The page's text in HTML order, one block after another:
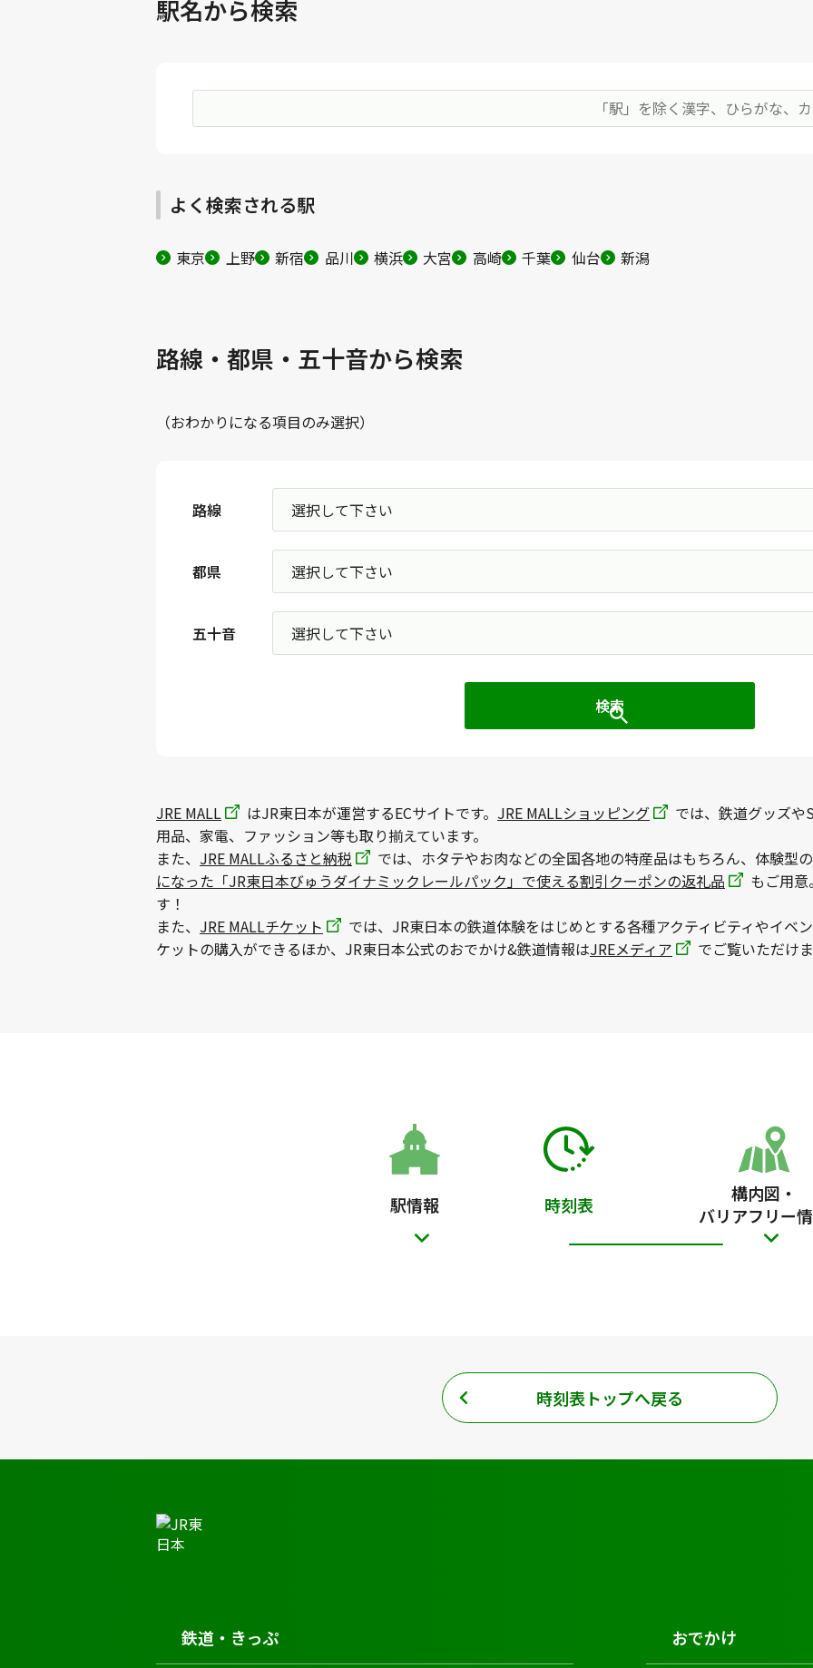
駅名から検索
よく検索される駅
東京 上野 新宿 品川 横浜 大宮 高崎 千葉 仙台 新潟
路線・都県・五十音から検索
（おわかりになる項目のみ選択）
路線
都県
五十音
JRE MALL はJR東日本が運営するECサイトです。 JRE MALLショッピング
では、鉄道グッズ
用品、家電、ファッション等も取り揃えています。
また、 JRE MALLふるさと納税
では、ホタテやお肉などの全国各地の特産品はもちろん、体験型
になった「JR東日本びゅうダイナミックレールパック」で使える割引クーポンの返礼品
もご用
す！
また、 JRE MALLチケット
では、JR東日本の鉄道体験をはじめとする各種アクティビティやイベ
ケットの購入ができるほか、JR東日本公式のおでかけ&鉄道情報はJREメディア でご覧いただけ
駅情報 時刻表
構内図・
バリアフリー
時刻表トップへ戻る
鉄道・きっぷ おでかけ